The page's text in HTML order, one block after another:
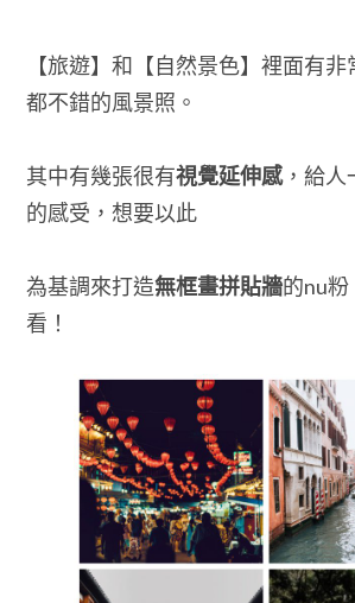
【旅遊】和【自然景色】裡面有
都不錯的風景照。
其中有幾張很有視覺延伸感，給人
的感受，想要以此
為基調來打造無框畫拼貼牆的nu粉
看！